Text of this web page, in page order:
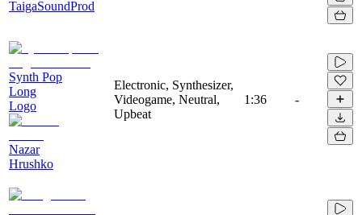
TaigaSoundProd
Synth Pop
Long
Logo
Nazar
Hrushko
Electronic, Synthesizer,
Videogame, Neutral,
Upbeat
1:36 -